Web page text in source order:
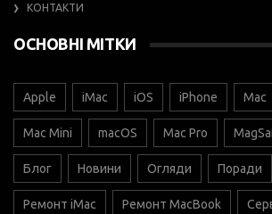
КОНТАКТИ
ОСНОВНІ МІТКИ
Apple iMac iOS iPhone Mac
Mac Mini macOS Mac Pro
Блог Новини Огляди Поради
Ремонт iMac Ремонт MacBook